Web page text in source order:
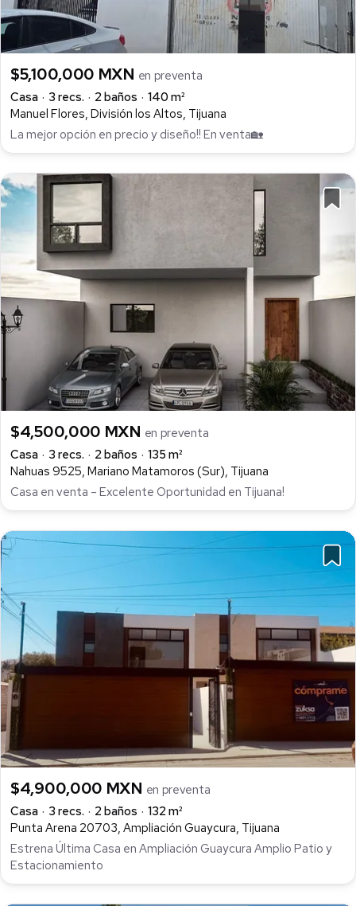
$5,100,000 MXN en preventa
Casa
3 recs. 2 baños
140 m²
Manuel Flores, División los Altos, Tijuana
La mejor opción en precio y diseño!! En venta🏡
$4,500,000 MXN en preventa
Casa
3 recs. 2 baños
135 m²
Nahuas 9525, Mariano Matamoros (Sur), Tijuana
Casa en venta – Excelente Oportunidad en Tijuana!
$4,900,000 MXN en preventa
Casa
3 recs. 2 baños
132 m²
Punta Arena 20703, Ampliación Guaycura, Tijuana
Estrena Última Casa en Ampliación Guaycura Amplio Patio y
Estacionamiento